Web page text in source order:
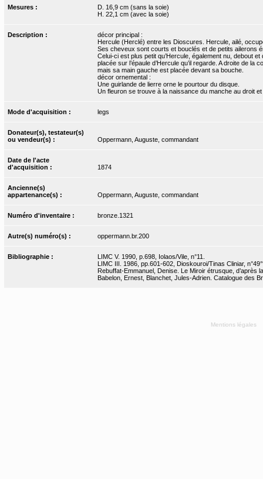
Mesures :
D. 16,9 cm (sans la soie)
H. 22,1 cm (avec la soie)
Description :
décor principal :
Hercule (Herclé) entre les Dioscures. Hercule, ailé,
Ses cheveux sont courts et bouclés et de petits ailerons
Celui-ci est plus petit qu’Hercule, également nu, debout
placée sur l’épaule d’Hercule qu’il regarde. A droite de
mais sa main gauche est placée devant sa bouche.
décor ornemental :
Une guirlande de lierre orne le pourtour du disque.
Un fleuron se trouve à la naissance du manche au droit
Mode d'acquisition : legs
Donateur(s), testateur(s)
ou vendeur(s) :
Oppermann, Auguste, commandant
Date de l'acte
d'acquisition :
1874
Ancienne(s)
appartenance(s) :
Oppermann, Auguste, commandant
Numéro d'inventaire : bronze.1321
Autre(s) numéro(s) : oppermann.br.200
Bibliographie :
LIMC V. 1990, p.698, Iolaos/Vile, n°11.
LIMC III. 1986, pp.601-602, Dioskouroi/Tinas Cliniar,
Rebuffat-Emmanuel, Denise. Le Miroir étrusque,
Babelon, Ernest, Blanchet, Jules-Adrien. Catalogue des
Mentions légales